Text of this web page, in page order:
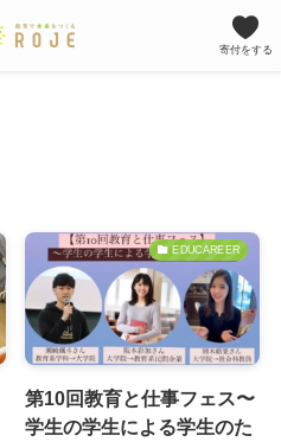
寄付をする
EDUCAREER
第10回教育と仕事フェス〜
学生の学生による学生のた